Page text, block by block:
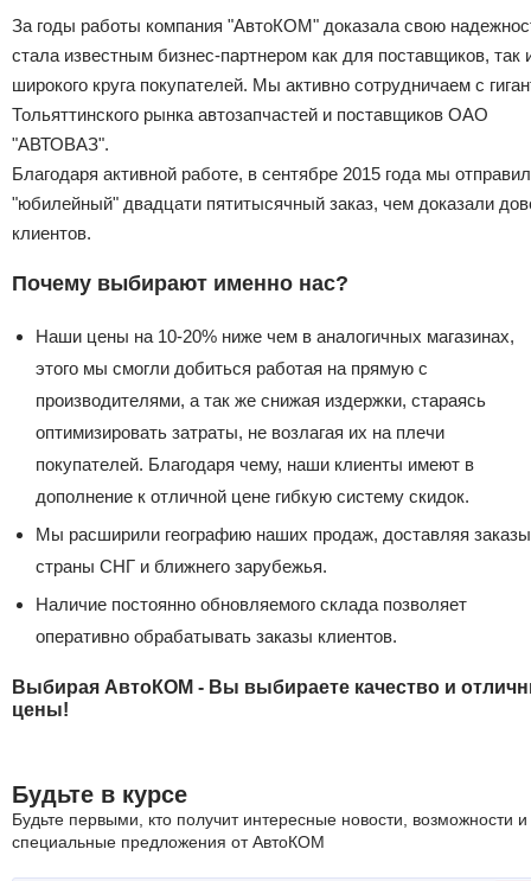
За годы работы компания "АвтоКОМ" доказала свою
стала известным бизнес-партнером как для поставщиков, так
широкого круга покупателей. Мы активно сотрудничаем с
Тольяттинского рынка автозапчастей и поставщиков ОАО
"АВТОВАЗ".
Благодаря активной работе, в сентябре 2015 года мы
"юбилейный" двадцати пятитысячный заказ, чем доказали
клиентов.
Почему выбирают именно нас?
Наши цены на 10-20% ниже чем в аналогичных магазинах,
этого мы смогли добиться работая на прямую с
производителями, а так же снижая издержки, стараясь
оптимизировать затраты, не возлагая их на плечи
покупателей. Благодаря чему, наши клиенты имеют в
дополнение к отличной цене гибкую систему скидок.
Мы расширили географию наших продаж, доставляя
страны СНГ и ближнего зарубежья.
Наличие постоянно обновляемого склада позволяет
оперативно обрабатывать заказы клиентов.
Выбирая АвтоКОМ - Вы выбираете качество и
цены!
Будьте в курсе
Будьте первыми, кто получит интересные новости, возможности и
специальные предложения от АвтоКОМ